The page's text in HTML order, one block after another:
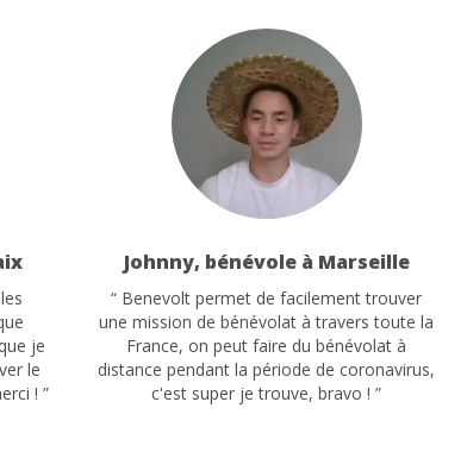
je
le
! ”
Johnny, bénévole à Marseille
“ Benevolt permet de facilement trouver
une mission de bénévolat à travers toute la
France, on peut faire du bénévolat à
distance pendant la période de coronavirus,
c'est super je trouve, bravo ! ”